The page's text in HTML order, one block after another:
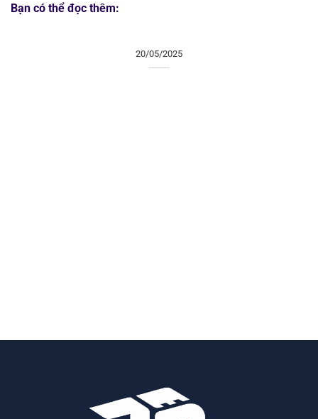
Bạn có thể đọc thêm:
20/05/2025